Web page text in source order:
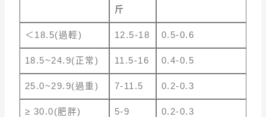
斤
＜18.5(過輕) 12.5-18 0.5-0.6
18.5~24.9(正常) 11.5-16 0.4-0.5
25.0~29.9(過重) 7-11.5 0.2-0.3
≥ 30.0(肥胖) 5-9 0.2-0.3